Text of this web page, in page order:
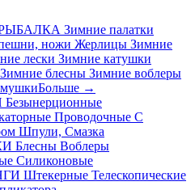
Зимние палатки
ножи Жерлицы Зимние
лески Зимние катушки
Зимние блесны Зимние воблеры
Больше →
Безынерционные
Проводочные С
Шпули, Смазка
Блесны Воблеры
Силиконовые
Штекерные Телескопические